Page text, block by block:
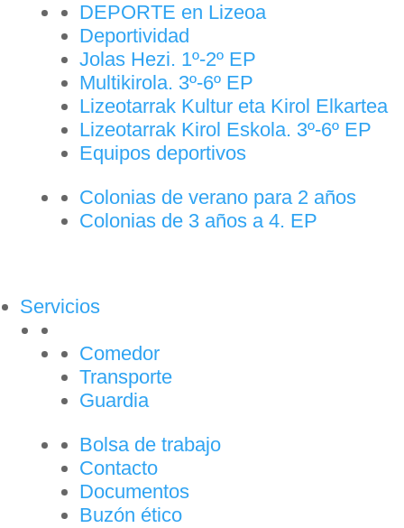
DEPORTE en Lizeoa
Deportividad
Jolas Hezi. 1º-2º EP
Multikirola. 3º-6º EP
Lizeotarrak Kultur eta Kirol Elkartea
Lizeotarrak Kirol Eskola. 3º-6º EP
Equipos deportivos
Colonias de verano para 2 años
Colonias de 3 años a 4. EP
Servicios
Comedor
Transporte
Guardia
Bolsa de trabajo
Contacto
Documentos
Buzón ético